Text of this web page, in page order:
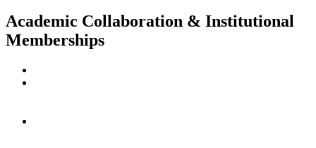
Academic Collaboration & Institutional
Memberships